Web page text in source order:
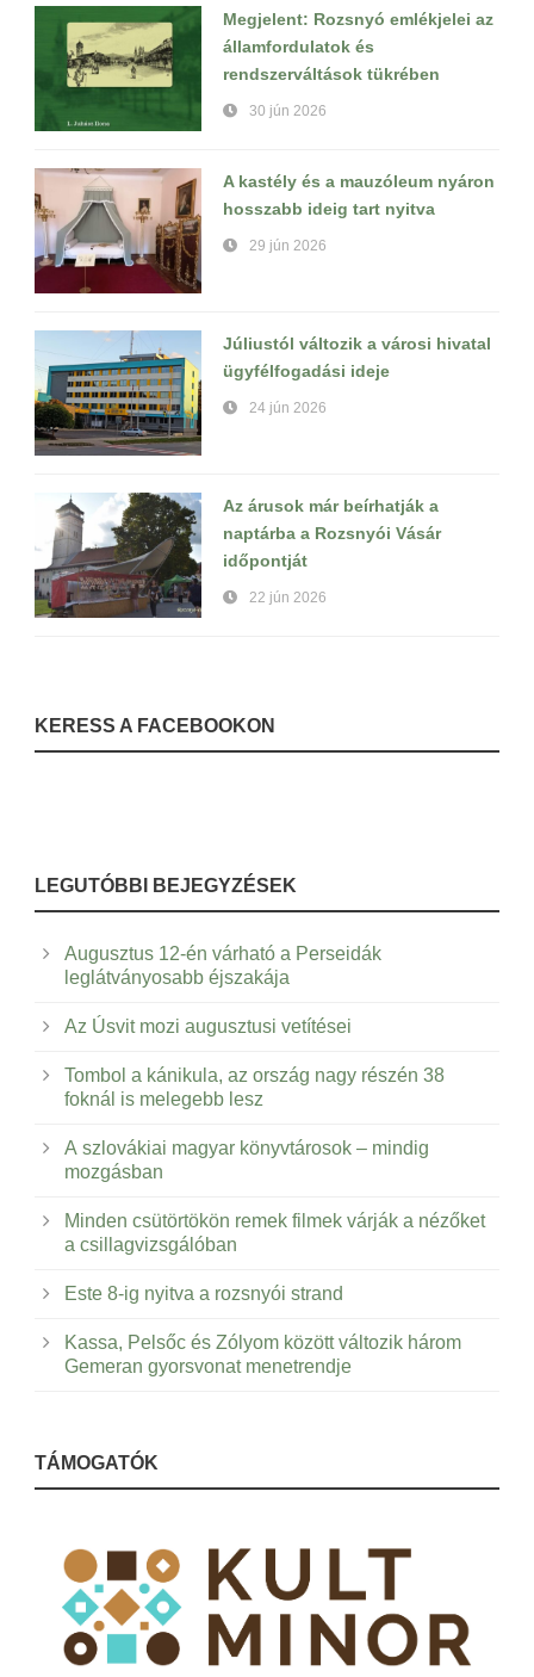
Megjelent: Rozsnyó emlékjelei az
államfordulatok és
rendszerváltások tükrében
30 jún 2026
A kastély és a mauzóleum nyáron
hosszabb ideig tart nyitva
29 jún 2026
Júliustól változik a városi hivatal
ügyfélfogadási ideje
24 jún 2026
Az árusok már beírhatják a
naptárba a Rozsnyói Vásár
időpontját
22 jún 2026
KERESS A FACEBOOKON
LEGUTÓBBI BEJEGYZÉSEK
Augusztus 12-én várható a Perseidák
leglátványosabb éjszakája
Az Úsvit mozi augusztusi vetítései
Tombol a kánikula, az ország nagy részén 38
foknál is melegebb lesz
A szlovákiai magyar könyvtárosok – mindig
mozgásban
Minden csütörtökön remek filmek várják a nézőket
a csillagvizsgálóban
Este 8-ig nyitva a rozsnyói strand
Kassa, Pelsőc és Zólyom között változik három
Gemeran gyorsvonat menetrendje
TÁMOGATÓK